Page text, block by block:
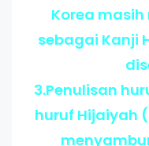
Korea
sebagai Kanji
3.Penulisan
huruf Hijaiyah